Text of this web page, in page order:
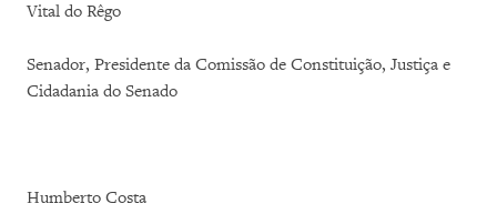
Vital do Rêgo
Senador, Presidente da Comissão de Constituição, Justiça e
Cidadania do Senado
Humberto Costa